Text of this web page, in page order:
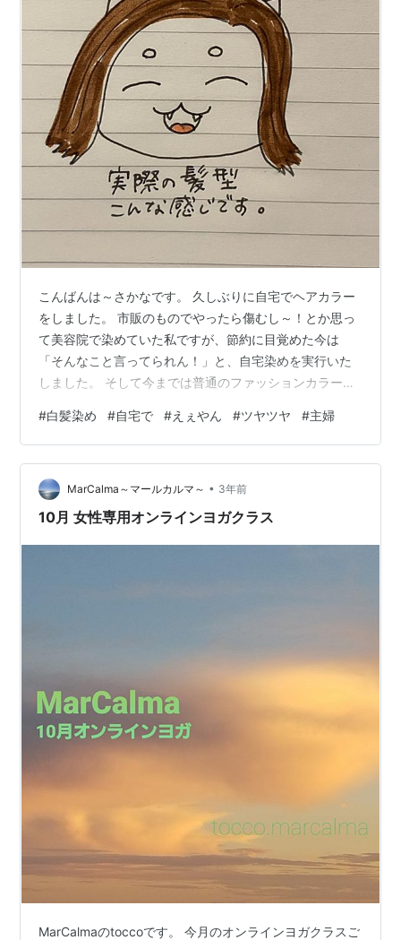
こんばんは～さかなです。 久しぶりに自宅でヘアカラー
をしました。 市販のものでやったら傷むし～！とか思っ
て美容院で染めていた私ですが、節約に目覚めた今は
「そんなこと言ってられん！」と、自宅染めを実行いた
しました。 そして今までは普通のファッションカラーだ
なるし）、チラホラと白髪が気になっていたので初めて
の白髪染めです。 口コミを見て、こちらを選びました。
リンク 染料を付ける前に、頭皮と髪を守るトリートメン
トを塗るところが驚きました。 すでに少し茶色い髪だっ
たので、パッケージのお姉さんのような髪色にはならず
#白髪染め #自宅で #えぇやん #ツヤツヤ #主婦
MarCalma～マールカルマ～ • 3年前
10月 女性専用オンラインヨガクラス
MarCalmaのtoccoです。 今月のオンラインヨガクラスご